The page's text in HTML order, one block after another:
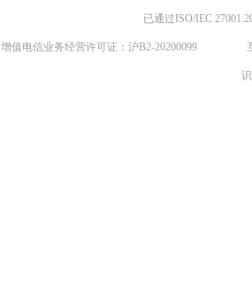
已通过ISO/IEC
增值电信业务经营许可证：沪B2-20200099